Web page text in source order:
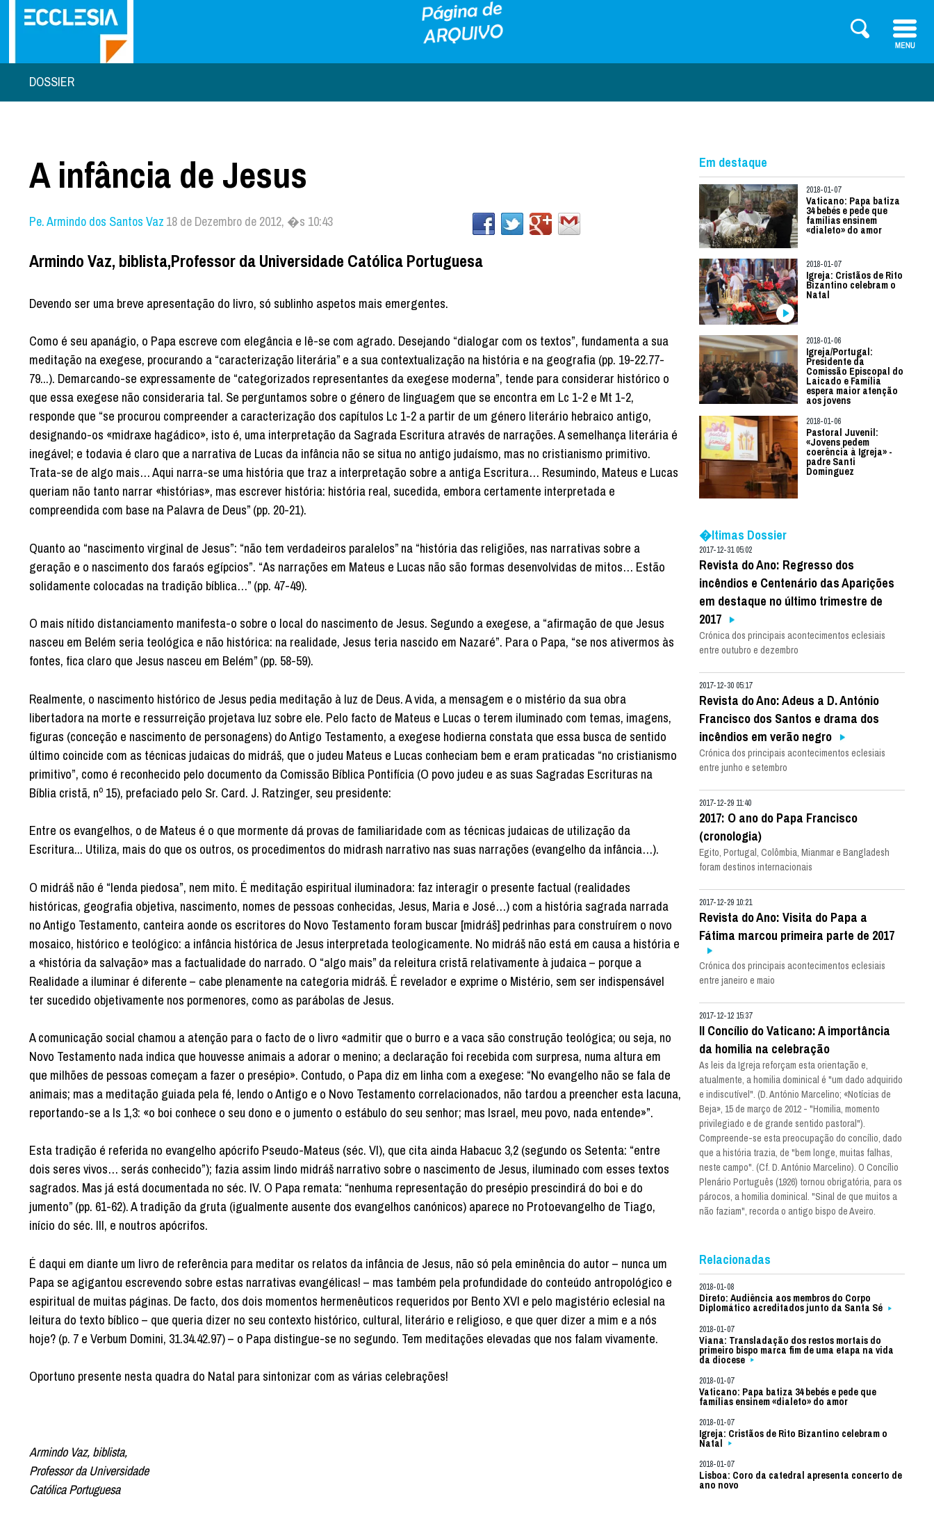
DOSSIER
A infância de Jesus
Pe. Armindo dos Santos Vaz 18 de Dezembro de 2012, �s 10:43
Armindo Vaz, biblista,Professor da Universidade Católica Portuguesa
Devendo ser uma breve apresentação do livro, só sublinho aspetos mais emergentes.
Como é seu apanágio, o Papa escreve com elegância e lê-se com agrado. Desejando “dialogar com os textos”, fundamenta a sua
meditação na exegese, procurando a “caracterização literária” e a sua contextualização na história e na geografia (pp. 19-22.77-
79...). Demarcando-se expressamente de “categorizados representantes da exegese moderna”, tende para considerar histórico o
que essa exegese não consideraria tal. Se perguntamos sobre o género de linguagem que se encontra em Lc 1-2 e Mt 1-2,
responde que “se procurou compreender a caracterização dos capítulos Lc 1-2 a partir de um género literário hebraico antigo,
designando-os «midraxe hagádico», isto é, uma interpretação da Sagrada Escritura através de narrações. A semelhança literária é
inegável; e todavia é claro que a narrativa de Lucas da infância não se situa no antigo judaísmo, mas no cristianismo primitivo.
Trata-se de algo mais… Aqui narra-se uma história que traz a interpretação sobre a antiga Escritura… Resumindo, Mateus e Lucas
queriam não tanto narrar «histórias», mas escrever história: história real, sucedida, embora certamente interpretada e
compreendida com base na Palavra de Deus” (pp. 20-21).
Quanto ao “nascimento virginal de Jesus”: “não tem verdadeiros paralelos” na “história das religiões, nas narrativas sobre a
geração e o nascimento dos faraós egípcios”. “As narrações em Mateus e Lucas não são formas desenvolvidas de mitos… Estão
solidamente colocadas na tradição bíblica…” (pp. 47-49).
O mais nítido distanciamento manifesta-o sobre o local do nascimento de Jesus. Segundo a exegese, a “afirmação de que Jesus
nasceu em Belém seria teológica e não histórica: na realidade, Jesus teria nascido em Nazaré”. Para o Papa, “se nos ativermos às
fontes, fica claro que Jesus nasceu em Belém” (pp. 58-59).
Realmente, o nascimento histórico de Jesus pedia meditação à luz de Deus. A vida, a mensagem e o mistério da sua obra
libertadora na morte e ressurreição projetava luz sobre ele. Pelo facto de Mateus e Lucas o terem iluminado com temas, imagens,
figuras (conceção e nascimento de personagens) do Antigo Testamento, a exegese hodierna constata que essa busca de sentido
último coincide com as técnicas judaicas do midráš, que o judeu Mateus e Lucas conheciam bem e eram praticadas “no cristianismo
primitivo”, como é reconhecido pelo documento da Comissão Bíblica Pontifícia (O povo judeu e as suas Sagradas Escrituras na
Bíblia cristã, nº 15), prefaciado pelo Sr. Card. J. Ratzinger, seu presidente:
Entre os evangelhos, o de Mateus é o que mormente dá provas de familiaridade com as técnicas judaicas de utilização da
Escritura... Utiliza, mais do que os outros, os procedimentos do midrash narrativo nas suas narrações (evangelho da infância…).
O midráš não é “lenda piedosa”, nem mito. É meditação espiritual iluminadora: faz interagir o presente factual (realidades
históricas, geografia objetiva, nascimento, nomes de pessoas conhecidas, Jesus, Maria e José…) com a história sagrada narrada
no Antigo Testamento, canteira aonde os escritores do Novo Testamento foram buscar [midráš] pedrinhas para construírem o novo
mosaico, histórico e teológico: a infância histórica de Jesus interpretada teologicamente. No midráš não está em causa a história e
a «história da salvação» mas a factualidade do narrado. O “algo mais” da releitura cristã relativamente à judaica – porque a
Realidade a iluminar é diferente – cabe plenamente na categoria midráš. É revelador e exprime o Mistério, sem ser indispensável
ter sucedido objetivamente nos pormenores, como as parábolas de Jesus.
A comunicação social chamou a atenção para o facto de o livro «admitir que o burro e a vaca são construção teológica; ou seja, no
Novo Testamento nada indica que houvesse animais a adorar o menino; a declaração foi recebida com surpresa, numa altura em
que milhões de pessoas começam a fazer o presépio». Contudo, o Papa diz em linha com a exegese: “No evangelho não se fala de
animais; mas a meditação guiada pela fé, lendo o Antigo e o Novo Testamento correlacionados, não tardou a preencher esta lacuna,
reportando-se a Is 1,3: «o boi conhece o seu dono e o jumento o estábulo do seu senhor; mas Israel, meu povo, nada entende»”.
Esta tradição é referida no evangelho apócrifo Pseudo-Mateus (séc. VI), que cita ainda Habacuc 3,2 (segundo os Setenta: “entre
dois seres vivos… serás conhecido”); fazia assim lindo midráš narrativo sobre o nascimento de Jesus, iluminado com esses textos
sagrados. Mas já está documentada no séc. IV. O Papa remata: “nenhuma representação do presépio prescindirá do boi e do
jumento” (pp. 61-62). A tradição da gruta (igualmente ausente dos evangelhos canónicos) aparece no Protoevangelho de Tiago,
início do séc. III, e noutros apócrifos.
É daqui em diante um livro de referência para meditar os relatos da infância de Jesus, não só pela eminência do autor – nunca um
Papa se agigantou escrevendo sobre estas narrativas evangélicas! – mas também pela profundidade do conteúdo antropológico e
espiritual de muitas páginas. De facto, dos dois momentos hermenêuticos requeridos por Bento XVI e pelo magistério eclesial na
leitura do texto bíblico – que queria dizer no seu contexto histórico, cultural, literário e religioso, e que quer dizer a mim e a nós
hoje? (p. 7 e Verbum Domini, 31.34.42.97) – o Papa distingue-se no segundo. Tem meditações elevadas que nos falam vivamente.
Oportuno presente nesta quadra do Natal para sintonizar com as várias celebrações!
Armindo Vaz, biblista,
Professor da Universidade
Católica Portuguesa
Em destaque
2018-01-07
Vaticano: Papa batiza
34 bebés e pede que
famílias ensinem
«dialeto» do amor
2018-01-07
Igreja: Cristãos de Rito
Bizantino celebram o
Natal
2018-01-06
Igreja/Portugal:
Presidente da
Comissão Episcopal do
Laicado e Família
espera maior atenção
aos jovens
2018-01-06
Pastoral Juvenil:
«Jovens pedem
coerência à Igreja» -
padre Santi
Dominguez
�ltimas Dossier
2017-12-31 05:02
Revista do Ano: Regresso dos
incêndios e Centenário das Aparições
em destaque no último trimestre de
2017
Crónica dos principais acontecimentos eclesiais
entre outubro e dezembro
2017-12-30 05:17
Revista do Ano: Adeus a D. António
Francisco dos Santos e drama dos
incêndios em verão negro
Crónica dos principais acontecimentos eclesiais
entre junho e setembro
2017-12-29 11:40
2017: O ano do Papa Francisco
(cronologia)
Egito, Portugal, Colômbia, Mianmar e Bangladesh
foram destinos internacionais
2017-12-29 10:21
Revista do Ano: Visita do Papa a
Fátima marcou primeira parte de 2017
Crónica dos principais acontecimentos eclesiais
entre janeiro e maio
2017-12-12 15:37
II Concílio do Vaticano: A importância
da homilia na celebração
As leis da Igreja reforçam esta orientação e,
atualmente, a homilia dominical é "um dado adquirido
e indiscutível". (D. António Marcelino; «Notícias de
Beja», 15 de março de 2012 - "Homilia, momento
privilegiado e de grande sentido pastoral").
Compreende-se esta preocupação do concílio, dado
que a história trazia, de "bem longe, muitas falhas,
neste campo". (Cf. D. António Marcelino). O Concílio
Plenário Português (1926) tornou obrigatória, para os
párocos, a homilia dominical. "Sinal de que muitos a
não faziam", recorda o antigo bispo de Aveiro.
Relacionadas
2018-01-08
Direto: Audiência aos membros do Corpo
Diplomático acreditados junto da Santa Sé
2018-01-07
Viana: Transladação dos restos mortais do
primeiro bispo marca fim de uma etapa na vida
da diocese
2018-01-07
Vaticano: Papa batiza 34 bebés e pede que
famílias ensinem «dialeto» do amor
2018-01-07
Igreja: Cristãos de Rito Bizantino celebram o
Natal
2018-01-07
Lisboa: Coro da catedral apresenta concerto de
ano novo